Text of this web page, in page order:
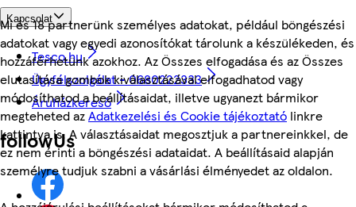
Mi és 18 partnerünk személyes adatokat, például böngészési
adatokat vagy egyedi azonosítókat tárolunk a készülékeden, és
hozzáférhetünk azokhoz. Az Összes elfogadása és az Összes
elutasítása gombok kiválasztásával elfogadhatod vagy
módosíthatod a beállításaidat, illetve ugyanezt bármikor
megteheted azAdatkezelési és Cookie tájékoztató linkre
kattintva is. A választásaidat megosztjuk a partnereinkkel, de
ez nem érinti a böngészési adataidat. A beállításaid alapján
személyre tudjuk szabni a vásárlási élményedet az oldalon.
Kapcsolat
Tesco.hu
Ügyfélszolgálat - 0680222333
Áruházkereső
followUs